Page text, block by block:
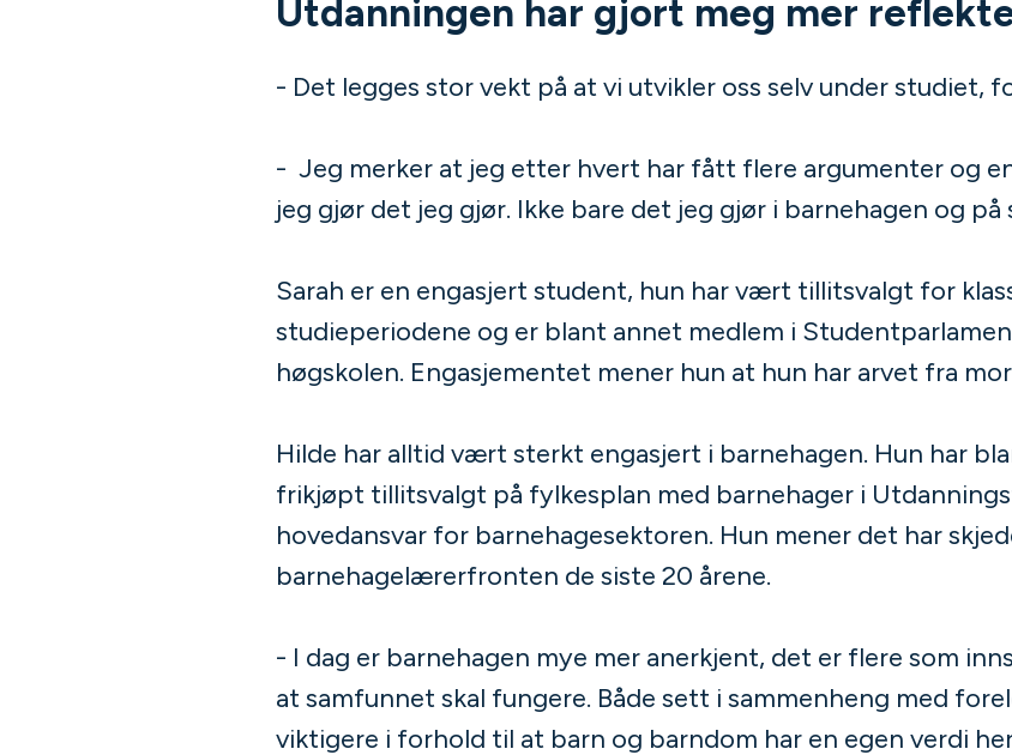
Utdanningen har gjort meg mer
- Det legges stor vekt på at vi utvikler oss selv under studiet,
- Jeg merker at jeg etter hvert har fått flere argumenter og
jeg gjør det jeg gjør. Ikke bare det jeg gjør i barnehagen og på
Sarah er en engasjert student, hun har vært tillitsvalgt for
studieperiodene og er blant annet medlem i
høgskolen. Engasjementet mener hun at hun har arvet fra
Hilde har alltid vært sterkt engasjert i barnehagen. Hun har
frikjøpt tillitsvalgt på fylkesplan med barnehager i
hovedansvar for barnehagesektoren. Hun mener det har
barnehagelærerfronten de siste 20 årene.
- I dag er barnehagen mye mer anerkjent, det er flere som
at samfunnet skal fungere. Både sett i sammenheng med
viktigere i forhold til at barn og barndom har en egen verdi